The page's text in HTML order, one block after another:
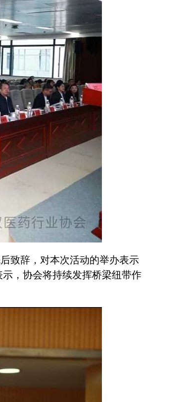
致辞，对本次活动的举办表示
，协会将持续发挥桥梁纽带作